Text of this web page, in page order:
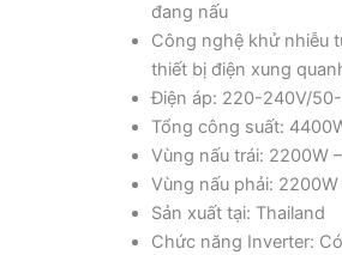
đang nấu
Công nghệ khử nhiễu
thiết bị điện xung
Điện áp: 220-240V/
Tổng công suất:
Vùng nấu trái: 2200W
Vùng nấu phải:
Sản xuất tại: Thailand
Chức năng Inverter: Có